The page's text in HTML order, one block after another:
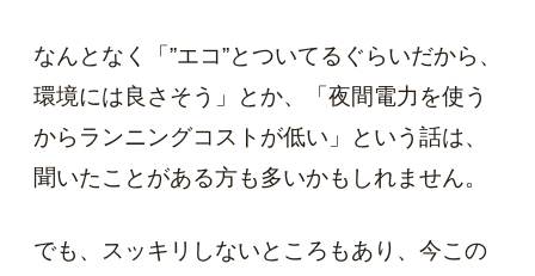
なんとなく「”エコ”とついてるぐらいだから、
環境には良さそう」とか、「夜間電力を使う
からランニングコストが低い」という話は、
聞いたことがある方も多いかもしれません。
でも、スッキリしないところもあり、今この